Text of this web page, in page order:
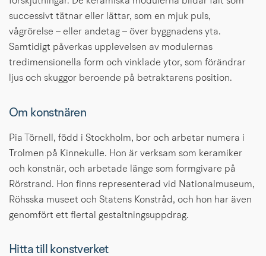
successivt tätnar eller lättar, som en mjuk puls,
vågrörelse – eller andetag – över byggnadens yta.
Samtidigt påverkas upplevelsen av modulernas
tredimensionella form och vinklade ytor, som förändrar
ljus och skuggor beroende på betraktarens position.
Om konstnären
Pia Törnell, född i Stockholm, bor och arbetar numera i
Trolmen på Kinnekulle. Hon är verksam som keramiker
och konstnär, och arbetade länge som formgivare på
Rörstrand. Hon finns representerad vid Nationalmuseum,
Röhsska museet och Statens Konstråd, och hon har även
genomfört ett flertal gestaltningsuppdrag.
Hitta till konstverket